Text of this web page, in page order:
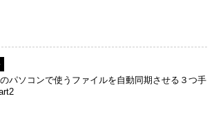
パソコンで使うファイルを自動同期させる３つ手